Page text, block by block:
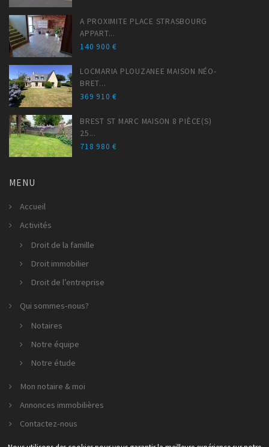
A PROXIMITE PLACE STRASBOURG
APPART...
140 900 €
LOCMARIA PLOUZANEE MAISON NÉO-
BRET...
369 910 €
BREST ST MARC MAISON 8 PIÈCE(S)
25...
718 980 €
MENU
Accueil
Activités
Droit de la famille
Droit immobilier
Droit de l’entreprise
Qui sommes-nous?
Notaires
Notre équipe
Notre étude
Mon notaire & moi
Annonces immobilières
Contactez-nous